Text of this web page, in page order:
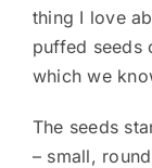
thing I love
puffed seeds
which we
The seeds
– small,